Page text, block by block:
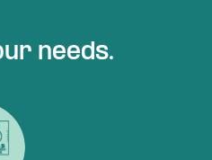
needs.